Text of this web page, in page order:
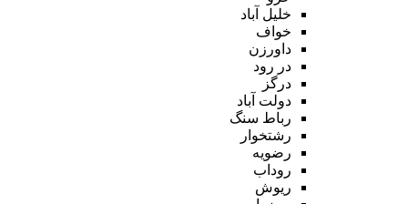
خلیل آباد
خواف
داورزن
در رود
درگز
دولت آباد
رباط سنگ
رشتخوار
رضویه
روداب
ریوش